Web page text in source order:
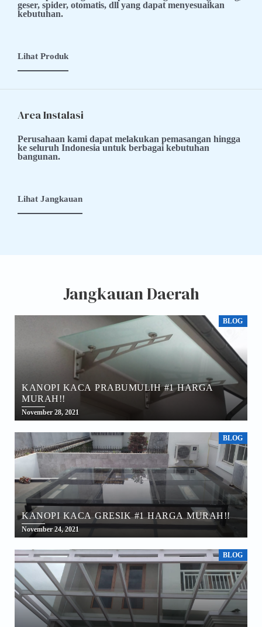
geser, spider, otomatis, dll yang dapat menyesuaikan
kebutuhan.
Lihat Produk
Area Instalasi
Perusahaan kami dapat melakukan pemasangan hingga
ke seluruh Indonesia untuk berbagai kebutuhan
bangunan.
Lihat Jangkauan
Jangkauan Daerah
BLOG
KANOPI KACA PRABUMULIH #1 HARGA
MURAH!!
November 28, 2021
BLOG
KANOPI KACA GRESIK #1 HARGA MURAH!!
November 24, 2021
BLOG